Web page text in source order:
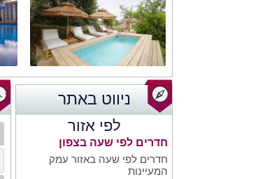
ניווט באתר
לפי אזור
חדרים לפי שעה בצפון
חדרים לפי שעה באזור עמק
המעיינות